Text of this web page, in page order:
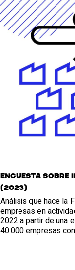
Encuesta sobre
(2023)
Análisis que hace la
empresas en
2022 a partir de una
40.000 empresas